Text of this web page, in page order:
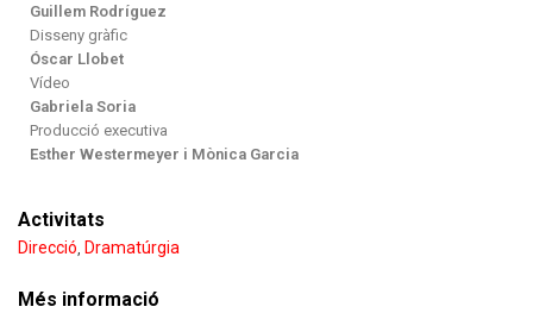
Guillem Rodríguez
Disseny gràfic
Óscar Llobet
Vídeo
Gabriela Soria
Producció executiva
Esther Westermeyer i Mònica Garcia
Activitats
Direcció, Dramatúrgia
Més informació